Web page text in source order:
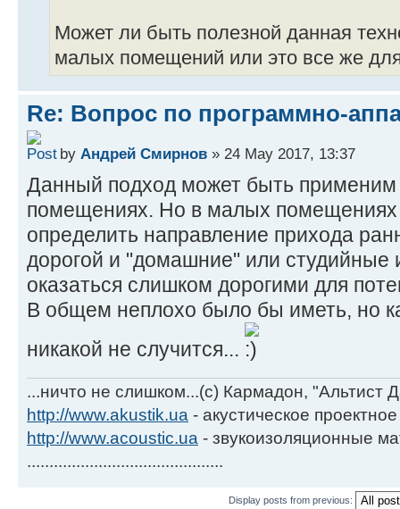
Может ли быть полезной данная
малых помещений или это все же
Re: Вопрос по программно-
by Андрей Смирнов » 24 May 2017, 13:37
Данный подход может быть
помещениях. Но в малых помещениях
определить направление прихода
дорогой и "домашние" или студийные
оказаться слишком дорогими для
В общем неплохо было бы иметь, но
никакой не случится...
...ничто не слишком...(с) Кармадон, "Альтист
http://www.akustik.ua - акустическое
http://www.acoustic.ua - звукоизоляционные
............................................
Display posts from previous: